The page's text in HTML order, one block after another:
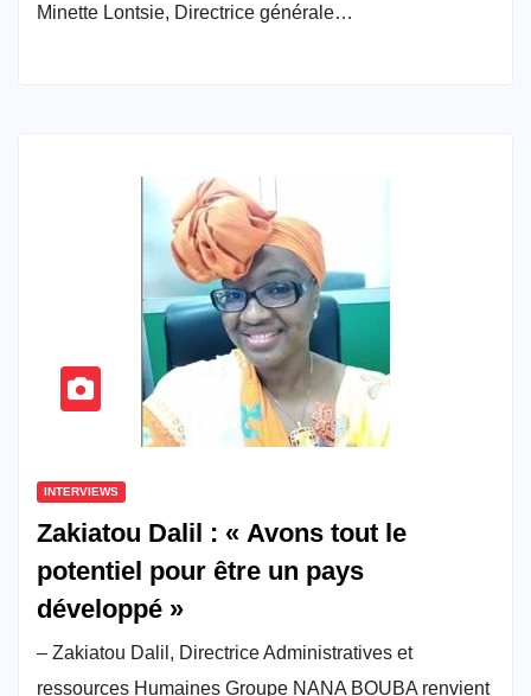
Minette Lontsie, Directrice générale…
INTERVIEWS
Zakiatou Dalil : « Avons tout le
potentiel pour être un pays
développé »
– Zakiatou Dalil, Directrice Administratives et
ressources Humaines Groupe NANA BOUBA renvient